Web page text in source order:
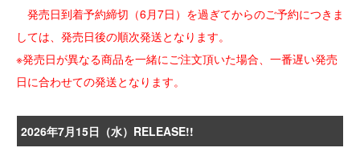
発売日到着予約締切（6月7日）を過ぎてからのご予約につきま
しては、発売日後の順次発送となります。
※発売日が異なる商品を一緒にご注文頂いた場合、一番遅い発売
日に合わせての発送となります。
2026年7月15日（水）RELEASE!!